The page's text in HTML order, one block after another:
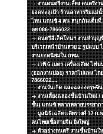
งานดนตรีงานเลี้ยง ดนตรีง
ยอดทะลุเป้า ร้านอาหารริมแม่
โทน แดนซ์ 4 คน สนุกกันเต็มที่
คุย 086-7866022
ดนตรีอีเล็คโทนฯ งานทำบุญ
บริเวณหน้าบ้านสวย 2 รูปแบบ
งานยอดนิยมใน กทม.
เวที 6 เมตร เครื่องเสียง ไฟ
(ออกงานบ่อย) ราคาไม่แพง โด
7866022....
งานวันเกิด และฉลองตรุษจี
งานเลี้ยงฉลองขึ้นบ้านใหม่ /
ชั้น) แดนซ์ หลากหลายบรรยาก
มูลนิธิเฉลียวเตียรวงศ์ 12 ก
คนไทยเชื้อสายจีน ยิ่งใหญ่
ตัวอย่างดนตรี งานขึ้นบ้านใ